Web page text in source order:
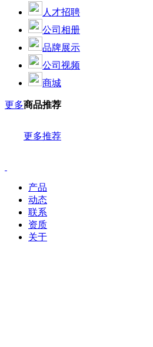
人才招聘
公司相册
品牌展示
公司视频
商城
更多商品推荐
更多推荐
产品
动态
联系
资质
关于